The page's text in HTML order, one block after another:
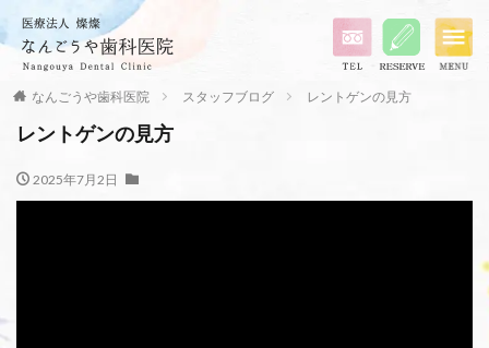
なんごうや歯科医院 スタッフブログ レントゲンの見方
レントゲンの見方
2025年7月2日